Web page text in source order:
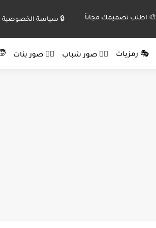
🎨 اطلب تصميمك مجاناً 🔒 سياسة الخصوصية
🎭 رمزيات 🙍‍♂️ صور شباب 🙍‍♀️ صور بنات